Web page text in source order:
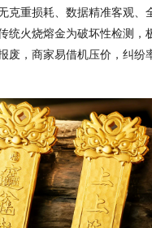
克重损耗、数据精准客观、
统火烧熔金为破坏性检测，
废，商家易借机压价，纠纷